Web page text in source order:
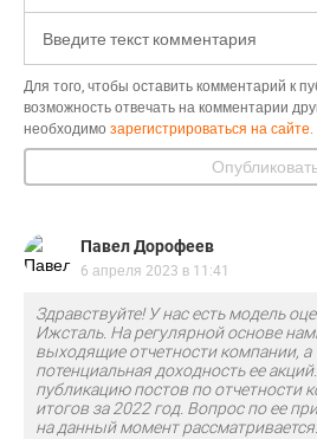
Для того, чтобы оставить комментарий к
возможность отвечать на комментарии
необходимо
зарегистрироваться на сайте.
Павел Дорофеев
6 апреля 2023 в 11:41
Здравствуйте! У нас есть модель
Ижсталь. На регулярной основе
выходящие отчетности компании, а
потенциальная доходность ее
публикацию постов по отчетности
итогов за 2022 год. Вопрос по ее
на данный момент рассматривается.